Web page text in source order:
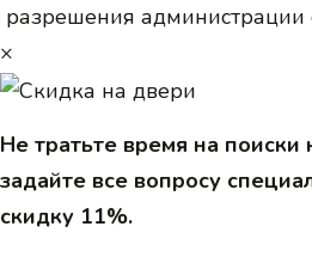
разрешения администрации
×
Не тратьте время на
задайте все вопросу
скидку 11%.